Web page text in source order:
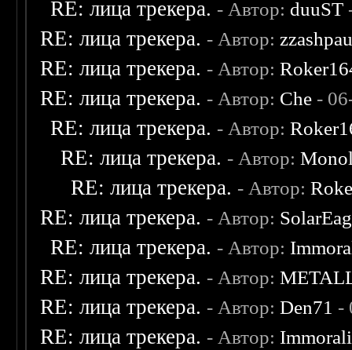
RE: лица трекера. - Автор: duuST
RE: лица трекера. - Автор:
RE: лица трекера. - Автор:
RE: лица трекера. - Автор: Che -
RE: лица трекера. - Автор:
RE: лица трекера. - Автор:
RE: лица трекера. - Автор:
RE: лица трекера. - Автор:
RE: лица трекера. - Автор:
RE: лица трекера. - Автор:
RE: лица трекера. - Автор:Den71 -
RE: лица трекера. - Автор: